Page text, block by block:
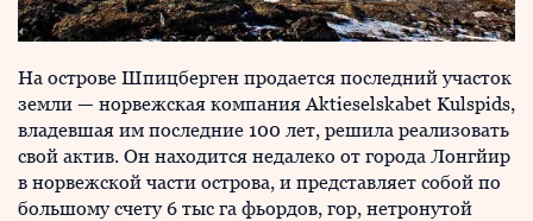
На острове Шпицберген продается последний участок
земли — норвежская компания Aktieselskabet Kulspids,
владевшая им последние 100 лет, решила реализовать
свой актив. Он находится недалеко от города Лонгйир
в норвежской части острова, и представляет собой по
большому счету 6 тыс га фьордов, гор, нетронутой